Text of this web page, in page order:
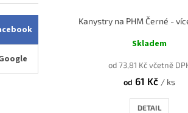
Kanystry na PHM Černé -
Skladem
od 73,81 Kč včetně
od 61 Kč / ks
DETAIL